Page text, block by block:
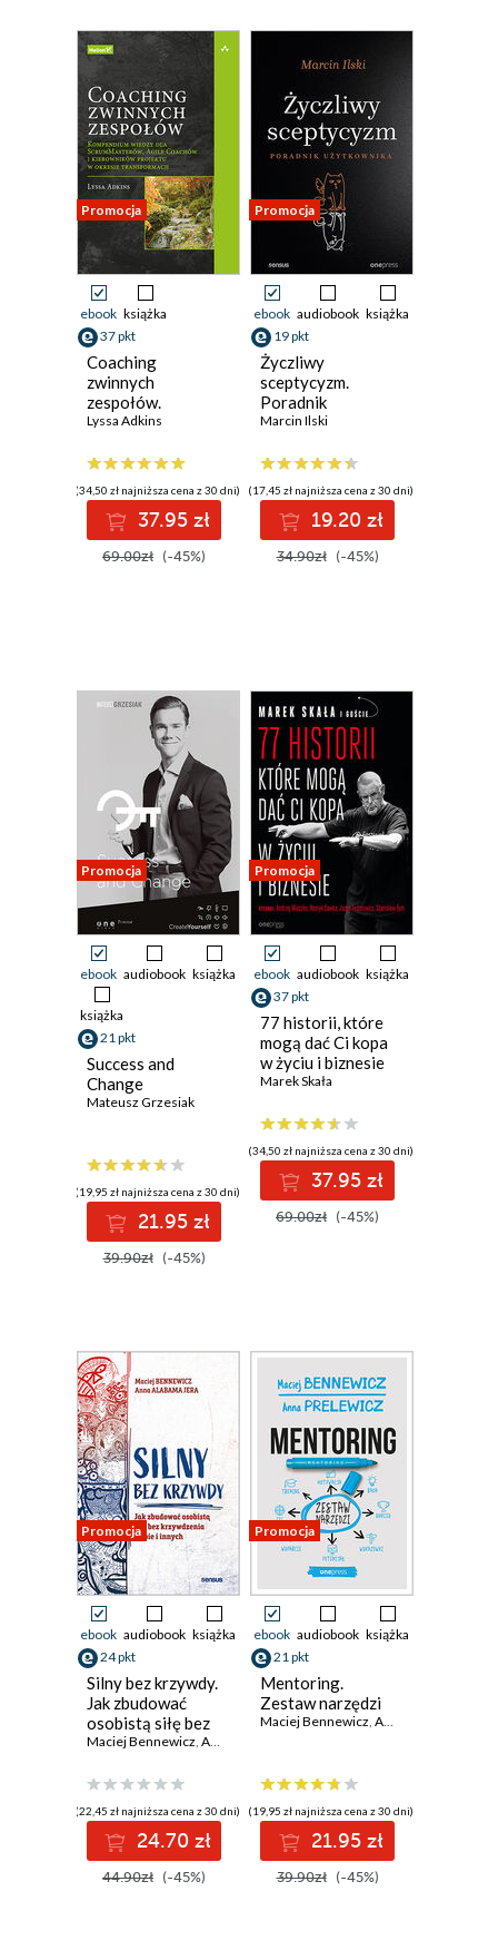
Promocja
ebook książka
37 pkt
Coaching
zwinnych
zespołów.
Kompendium
ScrumMasterów,
Agile Coachów i
kierowników
projektu w okresie
transformacji
Lyssa Adkins
(34,50 zł najniższa cena z 30 dni)
37.95 zł
69.00zł (-45%)
Promocja
ebook audiobook książka
19 pkt
Życzliwy
sceptycyzm.
Poradnik
użytkownika
Marcin Ilski
(17,45 zł najniższa cena z 30 dni)
19.20 zł
34.90zł (-45%)
Promocja
ebook audiobook książka
książka
21 pkt
Success and
Change
Mateusz Grzesiak
(19,95 zł najniższa cena z 30 dni)
21.95 zł
39.90zł (-45%)
Promocja
ebook audiobook książka
37 pkt
77 historii, które
mogą dać Ci kopa
w życiu i biznesie
[przepakowanie]
Marek Skała
(34,50 zł najniższa cena z 30 dni)
37.95 zł
69.00zł (-45%)
Promocja
ebook audiobook książka
24 pkt
Silny bez krzywdy.
Jak zbudować
osobistą siłę bez
krzywdzenia siebie
Maciej Bennewicz, Anna Jera
(22,45 zł najniższa cena z 30 dni)
24.70 zł
44.90zł (-45%)
Promocja
ebook audiobook książka
21 pkt
Mentoring.
Zestaw narzędzi
Maciej Bennewicz, Anna Prelewicz
(19,95 zł najniższa cena z 30 dni)
21.95 zł
39.90zł (-45%)